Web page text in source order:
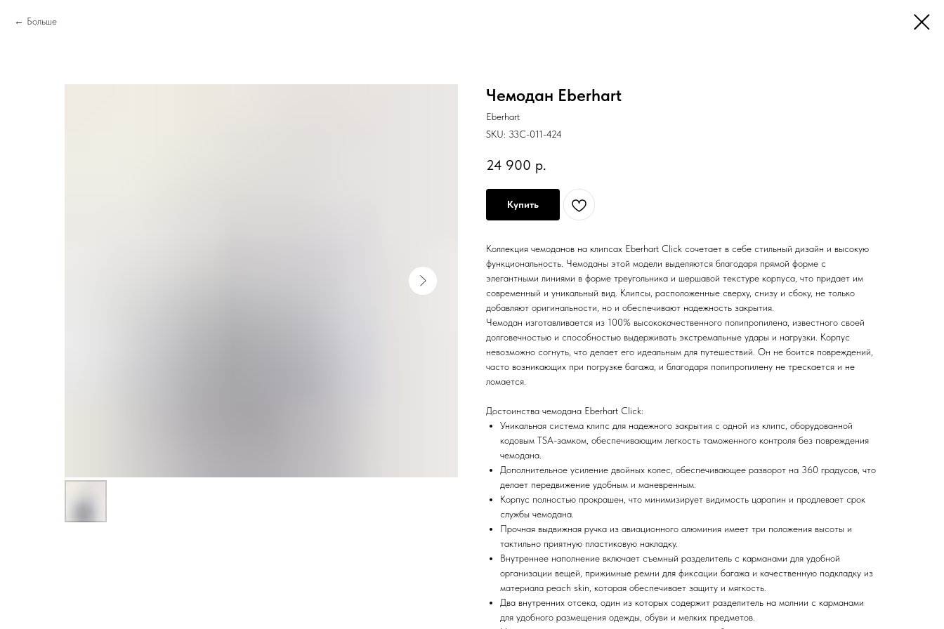
Больше
Чемодан Eberhart
Eberhart
SKU: 33C-011-424
24 900 р.
Купить
Коллекция чемоданов на клипсах Eberhart Click сочетает в себе стильный дизайн и высокую
функциональность. Чемоданы этой модели выделяются благодаря прямой форме с
элегантными линиями в форме треугольника и шершавой текстуре корпуса, что придает им
современный и уникальный вид. Клипсы, расположенные сверху, снизу и сбоку, не только
добавляют оригинальности, но и обеспечивают надежность закрытия.
Чемодан изготавливается из 100% высококачественного полипропилена, известного своей
долговечностью и способностью выдерживать экстремальные удары и нагрузки. Корпус
невозможно согнуть, что делает его идеальным для путешествий. Он не боится повреждений,
часто возникающих при погрузке багажа, и благодаря полипропилену не трескается и не
ломается.
Достоинства чемодана Eberhart Click:
Уникальная система клипс для надежного закрытия с одной из клипс, оборудованной
кодовым TSA-замком, обеспечивающим легкость таможенного контроля без повреждения
чемодана.
Дополнительное усиление двойных колес, обеспечивающее разворот на 360 градусов, что
делает передвижение удобным и маневренным.
Корпус полностью прокрашен, что минимизирует видимость царапин и продлевает срок
службы чемодана.
Прочная выдвижная ручка из авиационного алюминия имеет три положения высоты и
тактильно приятную пластиковую накладку.
Внутреннее наполнение включает съемный разделитель с карманами для удобной
организации вещей, прижимные ремни для фиксации багажа и качественную подкладку из
материала peach skin, которая обеспечивает защиту и мягкость.
Два внутренних отсека, один из которых содержит разделитель на молнии с карманами
для удобного размещения одежды, обуви и мелких предметов.